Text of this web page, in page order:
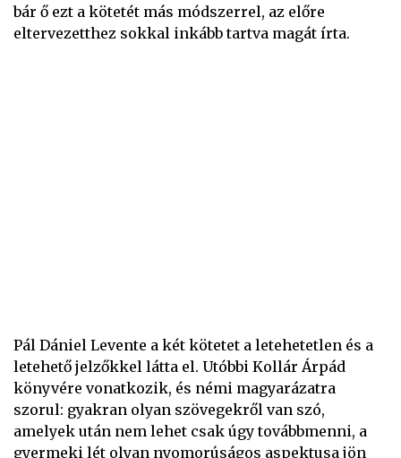
bár ő ezt a kötetét más módszerrel, az előre
eltervezetthez sokkal inkább tartva magát írta.
Pál Dániel Levente a két kötetet a letehetetlen és a
letehető jelzőkkel látta el. Utóbbi Kollár Árpád
könyvére vonatkozik, és némi magyarázatra
szorul: gyakran olyan szövegekről van szó,
amelyek után nem lehet csak úgy továbbmenni, a
gyermeki lét olyan nyomorúságos aspektusa jön